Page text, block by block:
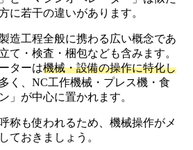
に若干の違いがあります。
造工程全般に携わる広い概念であ
て・検査・梱包なども含みます。
ターは機械・設備の操作に特化し
く、NC工作機械・プレス機・食
」が中心に置かれます。
称も使われるため、機械操作がメ
ておきましょう。